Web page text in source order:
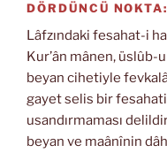
DÖRDÜNCÜ NOKTA:
Lâfzındaki fesahat-i
Kur’ân mânen, üslûb-u
beyan cihetiyle
gayet selis bir fesahati
usandırmaması
beyan ve maânînin